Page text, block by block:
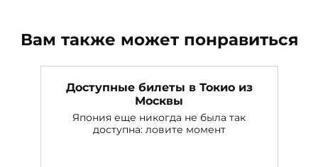
Вам также может понравиться
Доступные билеты в Токио из
Москвы
Япония еще никогда не была так
доступна: ловите момент